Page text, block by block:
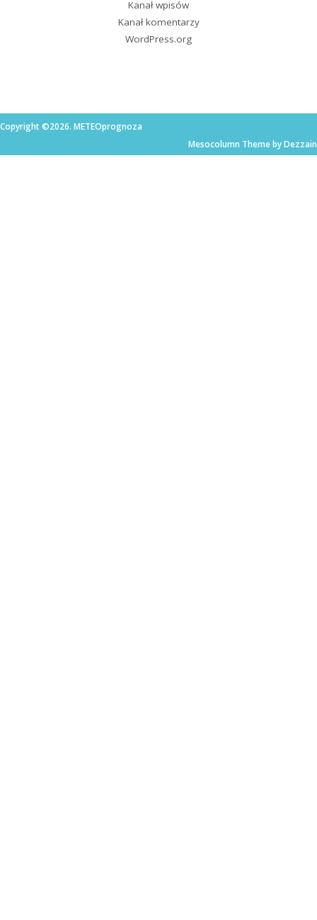
Kanał wpisów
Kanał komentarzy
WordPress.org
Copyright ©2026. METEOprognoza
Mesocolumn Theme by Dezzain